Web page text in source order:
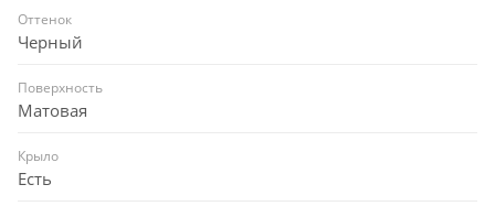
Оттенок
Черный
Поверхность
Матовая
Крыло
Есть